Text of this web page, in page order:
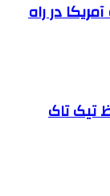
آمریکا در راه
تیک تاک